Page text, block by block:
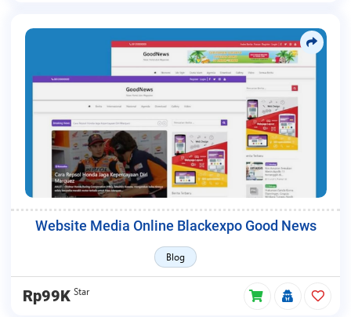
Website Media Online Blackexpo Good News
Blog
Rp99K Star